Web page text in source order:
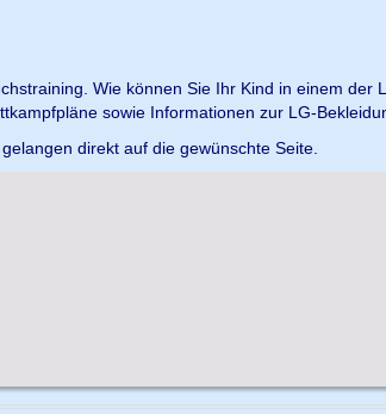
Wie können Sie Ihr Kind in einem der
sowie Informationen zur LG-
direkt auf die gewünschte Seite.